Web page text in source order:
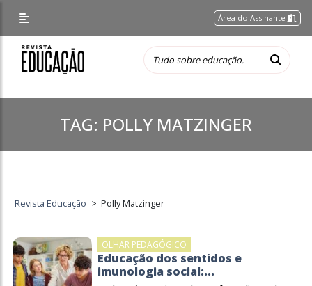
Área do Assinante
TAG: POLLY MATZINGER
Revista Educação > Polly Matzinger
OLHAR PEDAGÓGICO
Educação dos sentidos e
imunologia social:...